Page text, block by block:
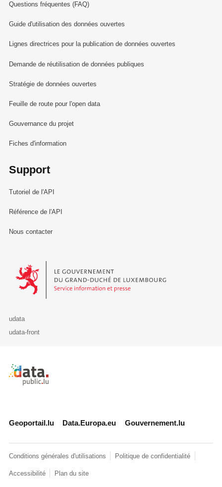
Questions fréquentes (FAQ)
Guide d'utilisation des données ouvertes
Lignes directrices pour la publication de données ouvertes
Demande de réutilisation de données publiques
Stratégie de données ouvertes
Feuille de route pour l'open data
Gouvernance du projet
Fiches d'information
Support
Tutoriel de l'API
Référence de l'API
Nous contacter
Le Gouvernement du Grand-Duché de Luxembourg - Service
udata
udata-front
Retour à l'accueil de data.public.lu
Geoportail.lu Data.Europa.eu Gouvernement.lu
Conditions générales d'utilisations Politique de confidentialité
Accessibilité Plan du site